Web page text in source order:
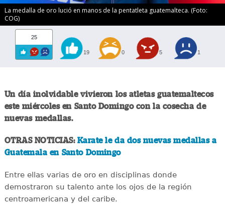
La medalla de oro lució en manos de la pentatleta guatemalteca. (Foto:
COG)
25
19 0 5 1
Un día inolvidable vivieron los atletas guatemaltecos
este miércoles en Santo Domingo con la cosecha de
nuevas medallas.
OTRAS NOTICIAS: Karate le da dos nuevas medallas a
Guatemala en Santo Domingo
Entre ellas varias de oro en disciplinas donde
demostraron su talento ante los ojos de la región
centroamericana y del caribe.